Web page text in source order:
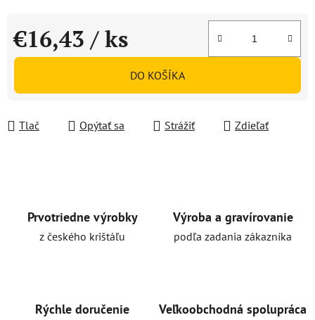
€16,43 / ks
Jednotková cena:
DO KOŠÍKA
Tlač Opýtať sa Strážiť Zdieľať
Prvotriedne výrobky
z českého krištáľu
Výroba a gravírovanie
podľa zadania zákazníka
Rýchle doručenie Veľkoobchodná spolupráca